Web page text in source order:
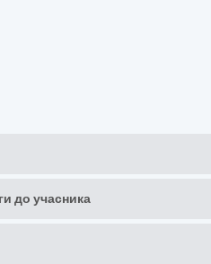
до учасника